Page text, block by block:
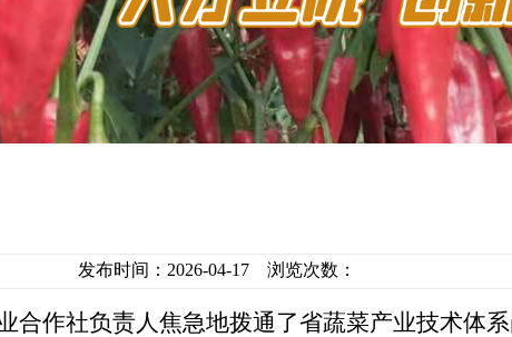
发布时间：2026-04-17 浏览次数：
合作社负责人焦急地拨通了省蔬菜产业技术体